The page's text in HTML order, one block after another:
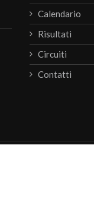
Calendario
Risultati
Circuiti
Contatti